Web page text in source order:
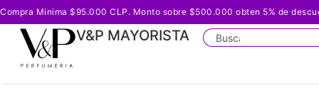
Compra Minima $95.000 CLP. Monto sobre $500.000 obten 5% de
V&P MAYORISTA